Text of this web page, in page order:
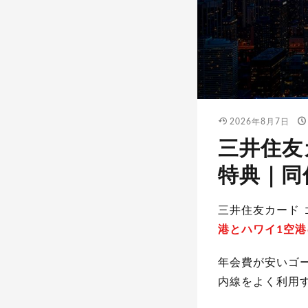
2026年8月7日
三井住
特典｜
三井住友カード
港とハワイ1空
年会費が安いゴ
内線をよく利用